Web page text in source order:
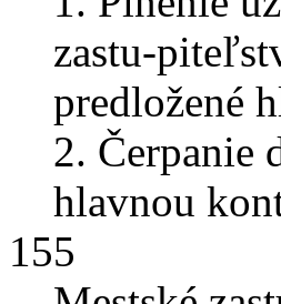
zastu-
predložené
2. Čerpanie
hlavnou
155